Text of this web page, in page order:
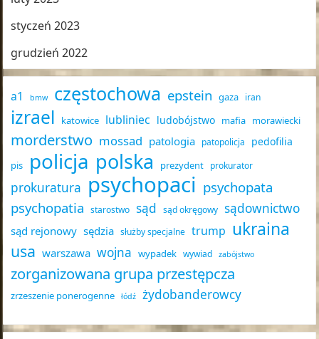
styczeń 2023
grudzień 2022
a1 bmw częstochowa epstein gaza iran
izrael katowice lubliniec ludobójstwo mafia morawiecki
morderstwo mossad patologia patopolicja pedofilia
pis policja polska prezydent prokurator
prokuratura psychopaci psychopata
psychopatia
starostwo sąd sąd okręgowy sądownictwo
sąd rejonowy sędzia służby specjalne trump ukraina
usa warszawa wojna wypadek wywiad zabójstwo
zorganizowana grupa przestępcza
zrzeszenie ponerogenne łódź żydobanderowcy